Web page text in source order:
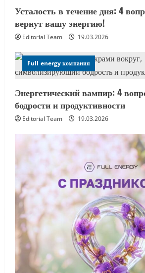
Усталость в течение дня: 4
вернут вашу энергию!
Editorial Team 19.03.2026
Full energy компания
Энергетический вампир: 4
бодрости и продуктивности
Editorial Team 19.03.2026